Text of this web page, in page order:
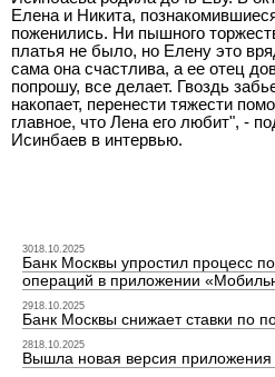
Елена и Никита,
поженились. Ни пышного
платья не было, но Елену это
сама она счастлива, а ее отец
попрошу, все делает. Гвоздь
накопает, перенести тяжести
главное, что Лена его любит", -
Исинбаев в интервью.
3018.10.2025
Банк Москвы упростил процесс
операций в приложении
2918.10.2025
Банк Москвы снижает ставки по
2818.10.2025
Вышла новая версия